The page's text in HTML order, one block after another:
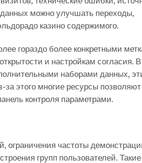
можно улучшать переходы,
казино содержимого.
гораздо более конкретными
и настройкам согласия. В
наборами данных,
этого многие ресурсы позволяют
контроля параметрами.
частоты
групп пользователей. Такие